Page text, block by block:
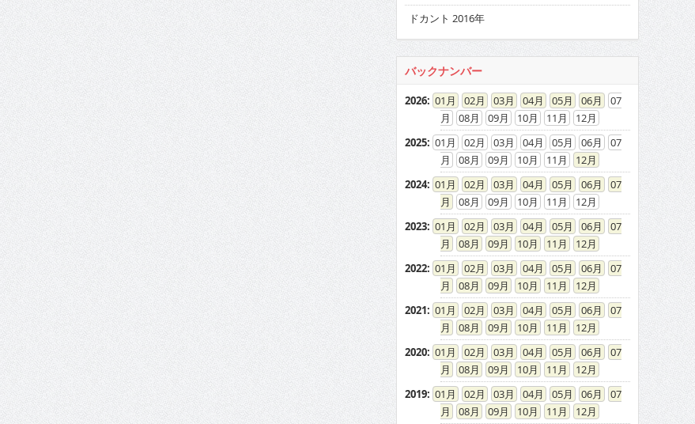
ドカント 2016年
バックナンバー
2026: 01 02 03 04 05 06
07
08
09 10 11
12
2025: 01 02 03 04 05 06
07
08
09 10 11
12
2024: 01 02 03 04 05 06
07
08
09 10 11
12
2023: 01 02 03 04 05 06
07
08
09 10 11
12
2022: 01 02 03 04 05 06
07
08
09 10 11
12
2021: 01 02 03 04 05 06
07
08
09 10 11
12
2020: 01 02 03 04 05 06
07
08
09 10 11
12
2019: 01 02 03 04 05 06
07
08
09 10 11
12